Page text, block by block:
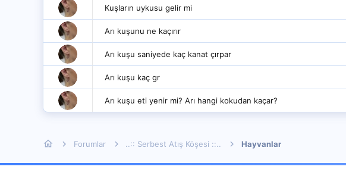
Kuşların uykusu gelir mi
Arı kuşunu ne kaçırır
Arı kuşu saniyede kaç kanat çırpar
Arı kuşu kaç gr
Arı kuşu eti yenir mi? Arı hangi kokudan kaçar?
Forumlar ..:: Serbest Atış Köşesi ::.. Hayvanlar